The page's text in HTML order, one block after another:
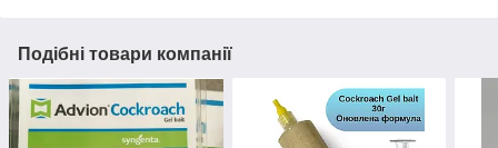
Подібні товари компанії